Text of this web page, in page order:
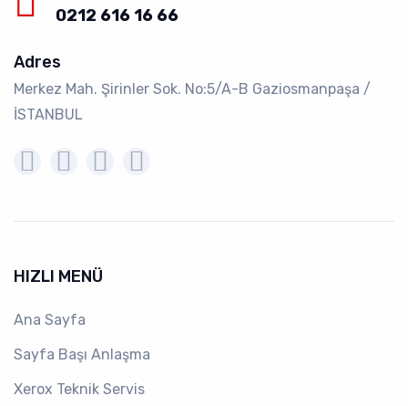
0212 616 16 66
Adres
Merkez Mah. Şirinler Sok. No:5/A-B Gaziosmanpaşa /
İSTANBUL
HIZLI MENÜ
Ana Sayfa
Sayfa Başı Anlaşma
Xerox Teknik Servis